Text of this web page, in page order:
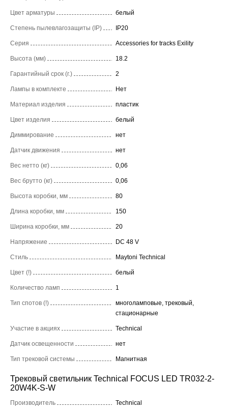
Цвет арматуры белый
Степень пылевлагозащиты (IP) IP20
Серия Accessories for tracks Exility
Высота (мм) 18.2
Гарантийный срок (г.) 2
Лампы в комплекте Нет
Материал изделия пластик
Цвет изделия белый
Диммирование нет
Датчик движения нет
Вес нетто (кг) 0,06
Вес брутто (кг) 0,06
Высота коробки, мм 80
Длина коробки, мм 150
Ширина коробки, мм 20
Напряжение DC 48 V
Стиль Maytoni Technical
Цвет (!) белый
Количество ламп 1
Тип спотов (!)
многоламповые, трековый,
стационарные
Участие в акциях Technical
Датчик освещенности нет
Тип трековой системы Магнитная
Трековый светильник Technical FOCUS LED TR032-2-
20W4K-S-W
Производитель Technical